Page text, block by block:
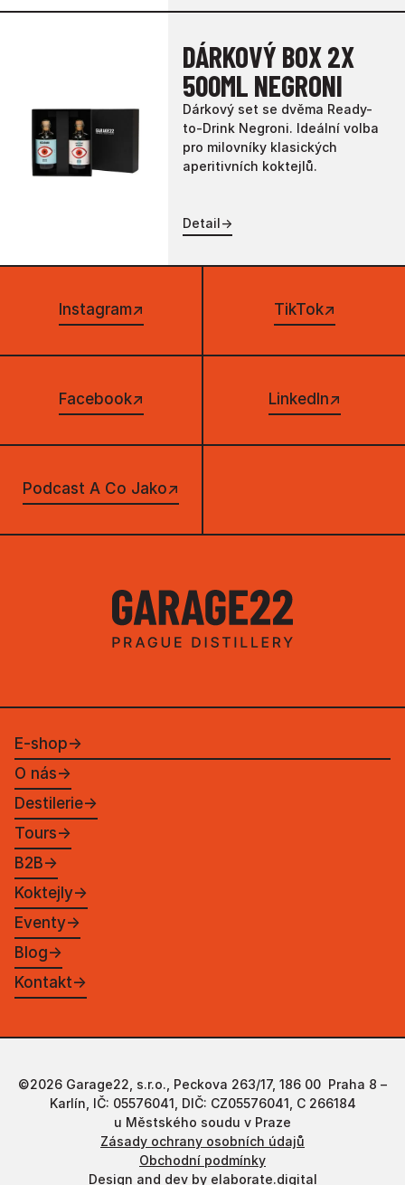
DÁRKOVÝ BOX 2X
500ML NEGRONI
Dárkový set se dvěma Ready-
to-Drink Negroni. Ideální volba
pro milovníky klasických
aperitivních koktejlů.
Detail→
Instagram↗ TikTok↗
Facebook↗ LinkedIn↗
Podcast A Co Jako↗
E-shop→
O nás→
Destilerie→
Tours→
B2B→
Koktejly→
Eventy→
Blog→
Kontakt→
©2026 Garage22, s.r.o., Peckova 263/17, 186 00 Praha 8 –
Karlín, IČ: 05576041, DIČ: CZ05576041, C 266184
u Městského soudu v Praze
Zásady ochrany osobních údajů
Obchodní podmínky
Design and dev by elaborate.digital